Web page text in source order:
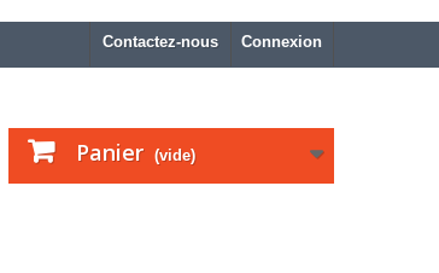
Connexion
Contactez-nous
Panier (vide)